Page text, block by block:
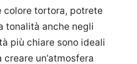
colore tortora, potrete
tonalità anche negli
più chiare sono ideali
un’atmosfera